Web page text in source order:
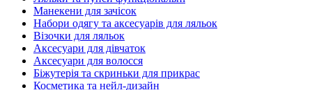
Манекени для зачісок
Набори одягу та аксесуарів для ляльок
Візочки для ляльок
Аксесуари для дівчаток
Аксесуари для волосся
Біжутерія та скриньки для прикрас
Косметика та нейл-дизайн